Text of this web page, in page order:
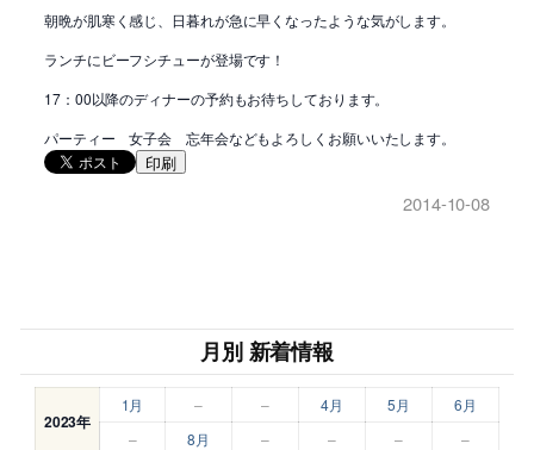
朝晩が肌寒く感じ、日暮れが急に早くなったような気がします。
ランチにビーフシチューが登場です！
17：00以降のディナーの予約もお待ちしております。
パーティー 女子会 忘年会などもよろしくお願いいたします。
印刷
2014-10-08
月別 新着情報
2023年
1月 – – 4月 5月
6月
–
8月 – – – –